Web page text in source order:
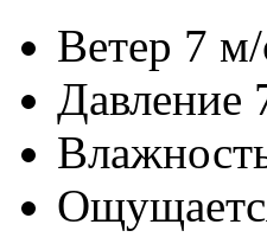
Ветер 7
Давление